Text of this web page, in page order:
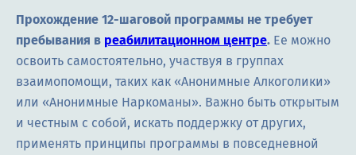
Прохождение 12-шаговой программы не требует
пребывания в реабилитационном центре. Ее можно
освоить самостоятельно, участвуя в группах
взаимопомощи, таких как «Анонимные Алкоголики»
или «Анонимные Наркоманы». Важно быть открытым
и честным с собой, искать поддержку от других,
применять принципы программы в повседневной